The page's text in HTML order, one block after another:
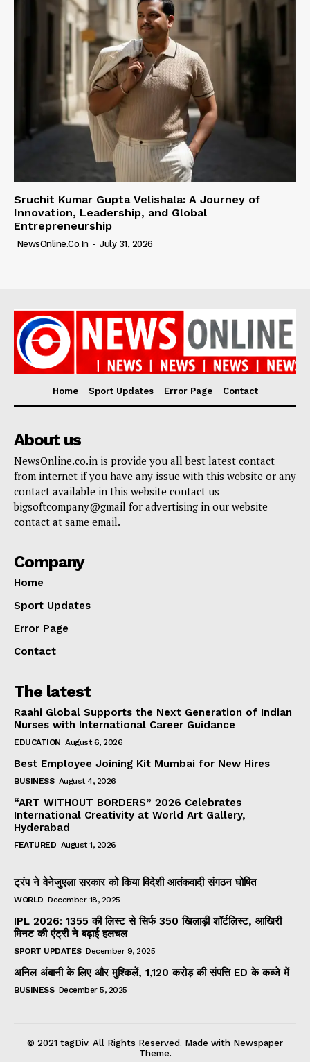
Sruchit Kumar Gupta Velishala: A Journey of
Innovation, Leadership, and Global
Entrepreneurship
NewsOnline.co.in - July 31, 2026
Home Sport Updates Error Page Contact
About us
NewsOnline.co.in is provide you all best latest contact
from internet if you have any issue with this website or any
contact available in this website contact us
bigsoftcompany@gmail for advertising in our website
contact at same email.
Company
Home
Sport Updates
Error Page
Contact
The latest
Raahi Global Supports the Next Generation of Indian
Nurses with International Career Guidance
EDUCATION August 6, 2026
Best Employee Joining Kit Mumbai for New Hires
BUSINESS August 4, 2026
“ART WITHOUT BORDERS” 2026 Celebrates
International Creativity at World Art Gallery,
Hyderabad
FEATURED August 1, 2026
ट्रंप ने वेनेजुएला सरकार को किया विदेशी आतंकवादी संगठन घोषित
WORLD December 18, 2025
IPL 2026: 1355 की लिस्ट से सिर्फ 350 खिलाड़ी शॉर्टलिस्ट, आखिरी
मिनट की एंट्री ने बढ़ाई हलचल
SPORT UPDATES December 9, 2025
अनिल अंबानी के लिए और मुश्किलें, 1,120 करोड़ की संपत्ति ED के कब्जे में
BUSINESS December 5, 2025
© 2021 tagDiv. All Rights Reserved. Made with Newspaper
Theme.